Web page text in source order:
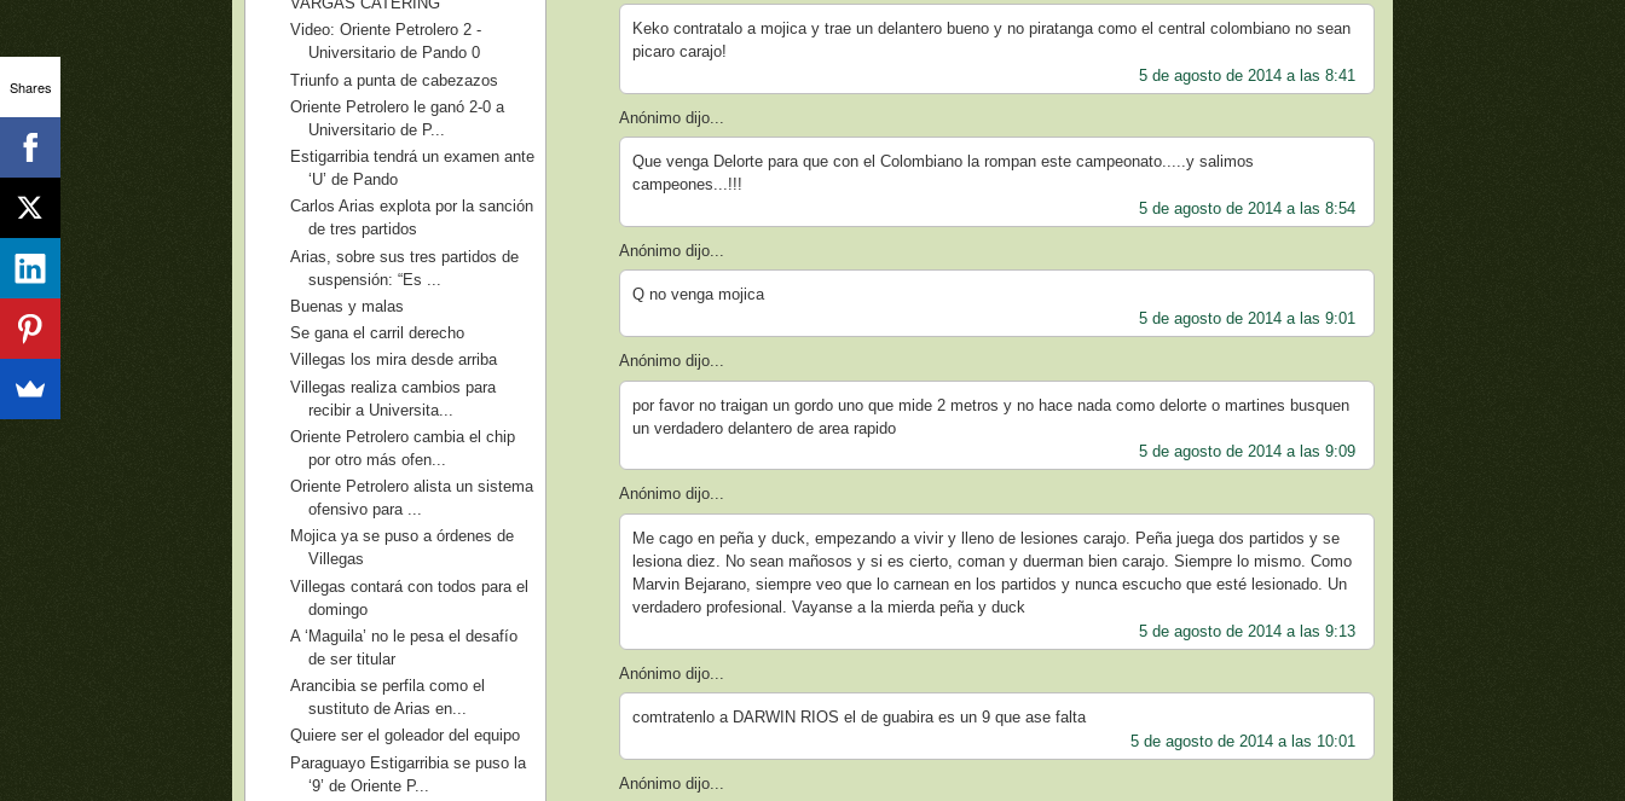
Keko contratalo a mojica y trae un delantero bueno y no piratanga como el central colombiano no sean
picaro carajo!
5 de agosto de 2014 a las 8:41
Anónimo dijo...
Que venga Delorte para que con el Colombiano la rompan este campeonato.....y salimos
campeones...!!!
5 de agosto de 2014 a las 8:54
Anónimo dijo...
Q no venga mojica
5 de agosto de 2014 a las 9:01
Anónimo dijo...
por favor no traigan un gordo uno que mide 2 metros y no hace nada como delorte o martines busquen
un verdadero delantero de area rapido
5 de agosto de 2014 a las 9:09
Anónimo dijo...
Me cago en peña y duck, empezando a vivir y lleno de lesiones carajo. Peña juega dos partidos y se
lesiona diez. No sean mañosos y si es cierto, coman y duerman bien carajo. Siempre lo mismo. Como
Marvin Bejarano, siempre veo que lo carnean en los partidos y nunca escucho que esté lesionado. Un
verdadero profesional. Vayanse a la mierda peña y duck
5 de agosto de 2014 a las 9:13
Anónimo dijo...
comtratenlo a DARWIN RIOS el de guabira es un 9 que ase falta
5 de agosto de 2014 a las 10:01
Anónimo dijo...
Video: Oriente Petrolero 2 -
Universitario de Pando 0
Triunfo a punta de cabezazos
Oriente Petrolero le ganó 2-0 a
Universitario de P...
Estigarribia tendrá un examen ante
‘U’ de Pando
Carlos Arias explota por la sanción
de tres partidos
Arias, sobre sus tres partidos de
suspensión: “Es ...
Buenas y malas
Se gana el carril derecho
Villegas los mira desde arriba
Villegas realiza cambios para
recibir a Universita...
Oriente Petrolero cambia el chip
por otro más ofen...
Oriente Petrolero alista un sistema
ofensivo para ...
Mojica ya se puso a órdenes de
Villegas
Villegas contará con todos para el
domingo
A ‘Maguila’ no le pesa el desafío
de ser titular
Arancibia se perfila como el
sustituto de Arias en...
Quiere ser el goleador del equipo
Paraguayo Estigarribia se puso la
‘9’ de Oriente P...
Shares